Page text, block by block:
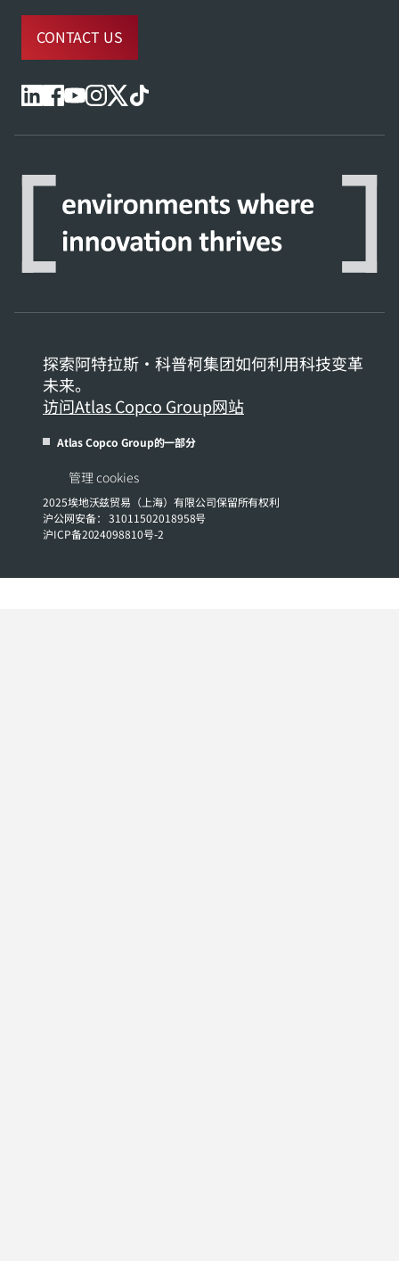
CONTACT US
探索阿特拉斯·科普柯集团如何利用科技变革
未来。
访问Atlas Copco Group网站
Atlas Copco Group的一部分
2025埃地沃兹贸易（上海）有限公司保留所有权利
沪公网安备： 31011502018958号
沪ICP备2024098810号-2
管理 cookies